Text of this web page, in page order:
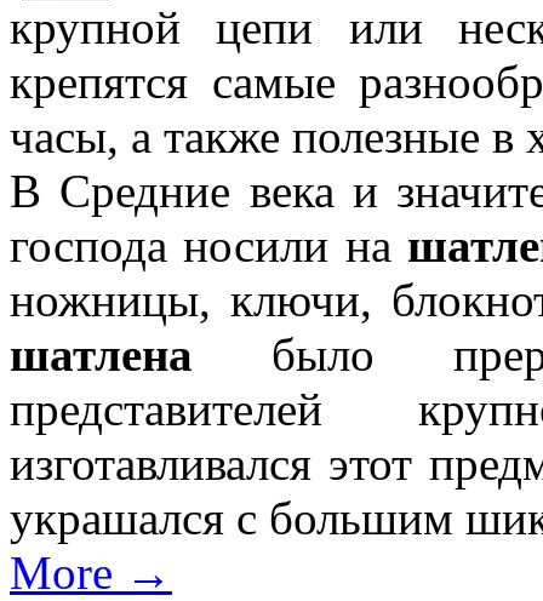
крупной цепи или
крепятся самые
часы, а также полезные в
В Средние века и
господа носили на
ножницы, ключи,
шатлена было
представителей
изготавливался этот
украшался с большим
More →